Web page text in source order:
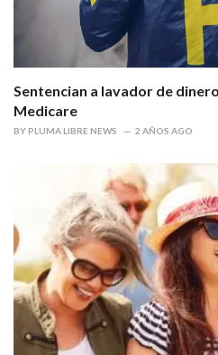
Sentencian a lavador de
Medicare
BY PLUMA LIBRE NEWS 2 AÑOS AGO